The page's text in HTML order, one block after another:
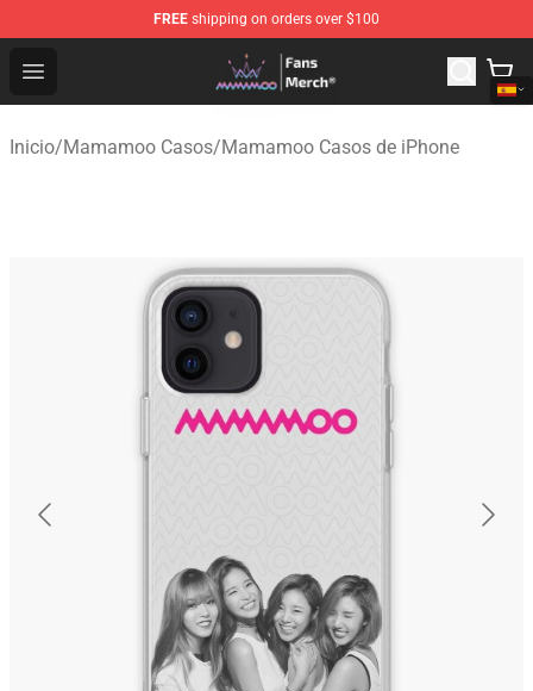
FREE shipping on orders over $100
Open menu
Mamamoo Store - Official Mamamoo Merchandise Shop
Inicio/Mamamoo Casos/Mamamoo Casos de iPhone